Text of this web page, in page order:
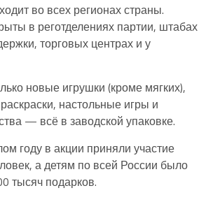
во всех регионах страны.
в реготделениях партии, штабах
торговых центрах и у
новые игрушки (кроме мягких),
настольные игры и
— всё в заводской упаковке.
году в акции приняли участие
а детям по всей России было
тысяч подарков.